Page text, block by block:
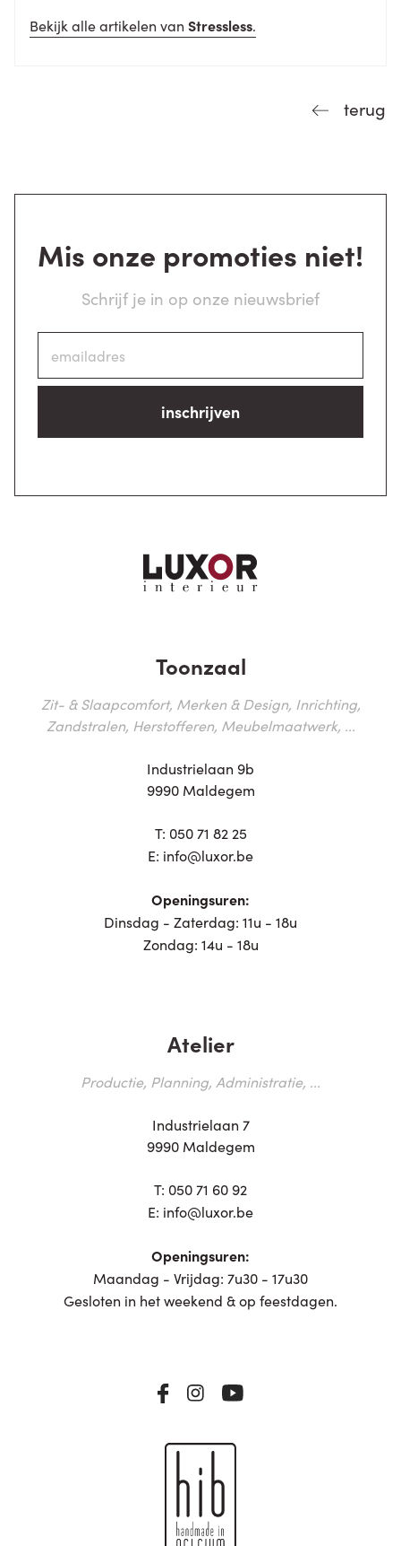
Bekijk alle artikelen van Stressless.
terug
Mis onze promoties niet!
Schrijf je in op onze nieuwsbrief
inschrijven
Toonzaal
Zit- & Slaapcomfort, Merken & Design, Inrichting,
Zandstralen, Herstofferen, Meubelmaatwerk, ...
Industrielaan 9b
9990 Maldegem
T: 050 71 82 25
E: info@luxor.be
Openingsuren:
Dinsdag - Zaterdag: 11u - 18u
Zondag: 14u - 18u
Atelier
Productie, Planning, Administratie, ...
Industrielaan 7
9990 Maldegem
T: 050 71 60 92
E: info@luxor.be
Openingsuren:
Maandag - Vrijdag: 7u30 - 17u30
Gesloten in het weekend & op feestdagen.